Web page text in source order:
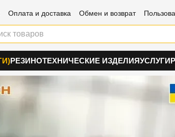
Оплата и доставка Обмен и возврат
Контакты
РЕЗИНОТЕХНИЧЕСКИЕ ИЗДЕЛИЯУСЛУГИ